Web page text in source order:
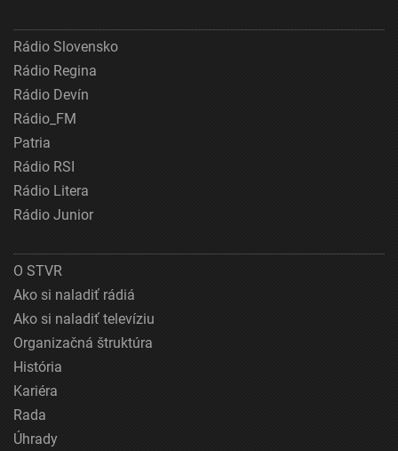
Rádio Slovensko
Rádio Regina
Rádio Devín
Rádio_FM
Patria
Rádio RSI
Rádio Litera
Rádio Junior
O STVR
Ako si naladiť rádiá
Ako si naladiť televíziu
Organizačná štruktúra
História
Kariéra
Rada
Úhrady